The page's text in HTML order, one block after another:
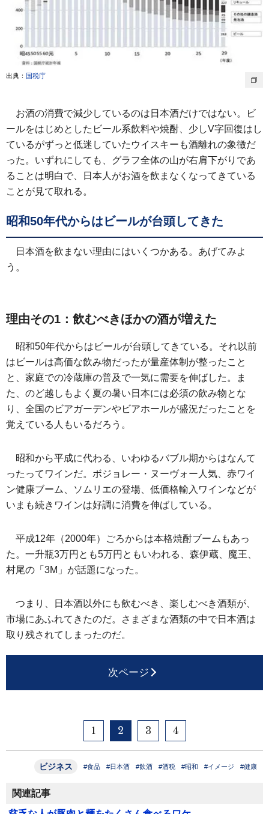
出典： 国税庁
お酒の消費で減少しているのは日本酒だけではない。ビ
ールをはじめとしたビール系飲料や焼酎、少しV字回復はし
ているがずっと低迷していたウイスキーも酒離れの象徴だ
った。いずれにしても、グラフ全体の山が右肩下がりであ
ることは明白で、日本人がお酒を飲まなくなってきている
ことが見て取れる。
昭和50年代からはビールが台頭してきた
日本酒を飲まない理由にはいくつかある。あげてみよ
う。
理由その1：飲むべきほかの酒が増えた
昭和50年代からはビールが台頭してきている。それ以前
はビールは高価な飲み物だったが量産体制が整ったこと
と、家庭での冷蔵庫の普及で一気に需要を伸ばした。ま
た、のど越しもよく夏の暑い日本には必須の飲み物とな
り、全国のビアガーデンやビアホールが盛況だったことを
覚えている人もいるだろう。
昭和から平成に代わる、いわゆるバブル期からはなんて
ったってワインだ。ボジョレー・ヌーヴォー人気、赤ワイ
ン健康ブーム、ソムリエの登場、低価格輸入ワインなどが
いまも続きワインは好調に消費を伸ばしている。
平成12年（2000年）ごろからは本格焼酎ブームもあっ
た。一升瓶3万円とも5万円ともいわれる、森伊蔵、魔王、
村尾の「3M」が話題になった。
つまり、日本酒以外にも飲むべき、楽しむべき酒類が、
市場にあふれてきたのだ。さまざまな酒類の中で日本酒は
取り残されてしまったのだ。
次ページ
1 2 3 4
ビジネス #食品 #日本酒 #飲酒 #酒税 #昭和 #イメージ #健康
関連記事